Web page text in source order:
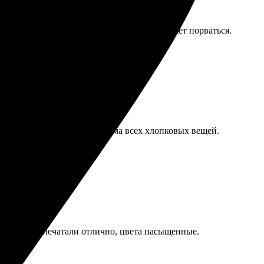
для крепления слабовата, боюсь, может порваться.
но это, кажется, проблема всех хлопковых вещей.
распечатали отлично, цвета насыщенные.